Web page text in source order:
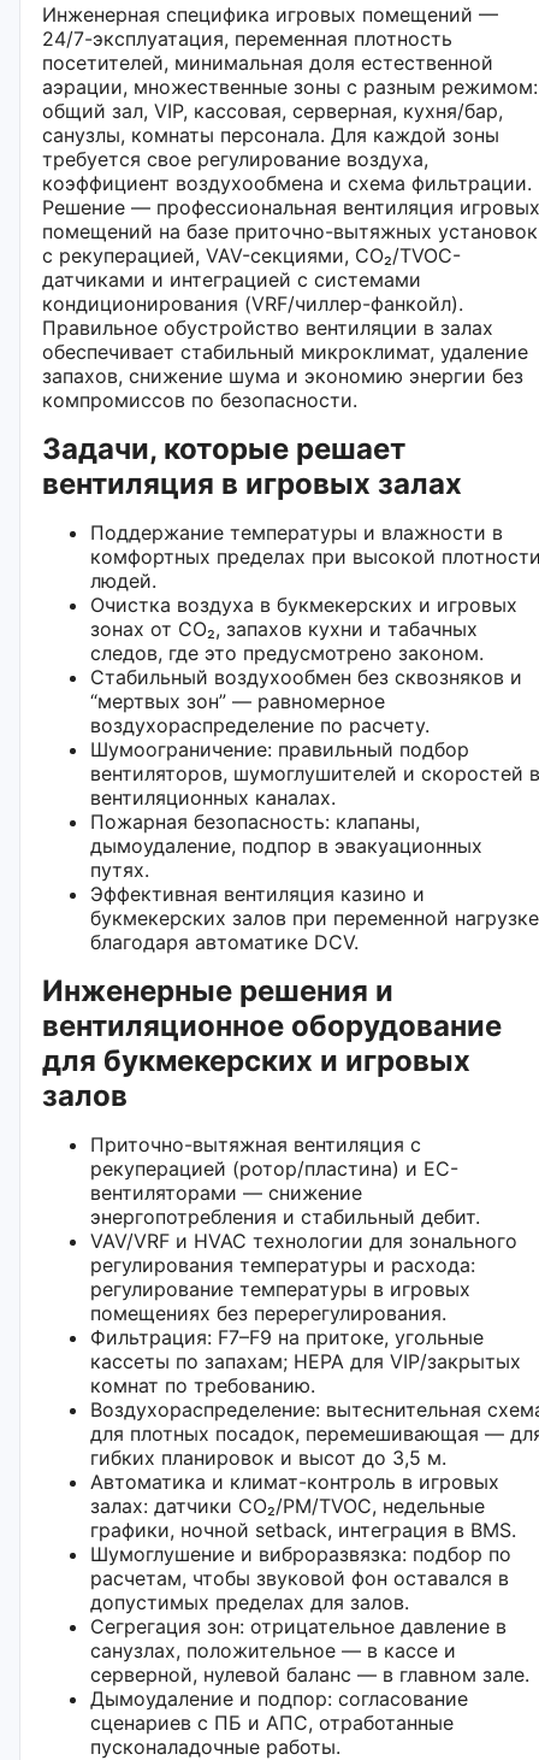
Инженерная специфика игровых помещений —
24/7-эксплуатация, переменная плотность
посетителей, минимальная доля естественной
аэрации, множественные зоны с разным режимом:
общий зал, VIP, кассовая, серверная, кухня/бар,
санузлы, комнаты персонала. Для каждой зоны
требуется свое регулирование воздуха,
коэффициент воздухообмена и схема фильтрации.
Решение — профессиональная вентиляция игровых
помещений на базе приточно-вытяжных установок
с рекуперацией, VAV-секциями, CO₂/TVOC-
датчиками и интеграцией с системами
кондиционирования (VRF/чиллер-фанкойл).
Правильное обустройство вентиляции в залах
обеспечивает стабильный микроклимат, удаление
запахов, снижение шума и экономию энергии без
компромиссов по безопасности.
Задачи, которые решает
вентиляция в игровых залах
Поддержание температуры и влажности в
комфортных пределах при высокой
людей.
Очистка воздуха в букмекерских и игровых
зонах от CO₂, запахов кухни и табачных
следов, где это предусмотрено законом.
Стабильный воздухообмен без сквозняков и
“мертвых зон” — равномерное
воздухораспределение по расчету.
Шумоограничение: правильный подбор
вентиляторов, шумоглушителей и скоростей в
вентиляционных каналах.
Пожарная безопасность: клапаны,
дымоудаление, подпор в эвакуационных
путях.
Эффективная вентиляция казино и
букмекерских залов при переменной нагрузке
благодаря автоматике DCV.
Инженерные решения и
вентиляционное оборудование
для букмекерских и игровых
залов
Приточно-вытяжная вентиляция с
рекуперацией (ротор/пластина) и EC-
вентиляторами — снижение
энергопотребления и стабильный дебит.
VAV/VRF и HVAC технологии для зонального
регулирования температуры и расхода:
регулирование температуры в игровых
помещениях без перерегулирования.
Фильтрация: F7–F9 на притоке, угольные
кассеты по запахам; HEPA для VIP/закрытых
комнат по требованию.
Воздухораспределение: вытеснительная
для плотных посадок, перемешивающая —
гибких планировок и высот до 3,5 м.
Автоматика и климат-контроль в игровых
залах: датчики CO₂/PM/TVOC, недельные
графики, ночной setback, интеграция в BMS.
Шумоглушение и виброразвязка: подбор по
расчетам, чтобы звуковой фон оставался в
допустимых пределах для залов.
Сегрегация зон: отрицательное давление в
санузлах, положительное — в кассе и
серверной, нулевой баланс — в главном зале.
Дымоудаление и подпор: согласование
сценариев с ПБ и АПС, отработанные
пусконаладочные работы.